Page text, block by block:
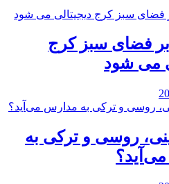
فضای سبز کرج
می شود
روسی و ترکی به